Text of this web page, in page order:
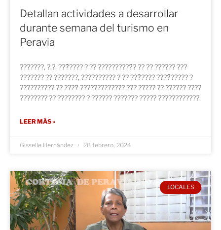
Detallan actividades a desarrollar
durante semana del turismo en
Peravia
???????, ?.?. ???́???? ? ?? ??????????́? ?? ?? ?????? ???
??????? ?? ???????, ?????????? ? ?? ???́???? ????́????? ?
?????????? ?? ????́ ????????????? ??? ????? ?? ?????? ????
???????? ?? ???????? ? ?????? ??????? ????? ????????????.
LEER MÁS »
Gisselle Hernández 28 febrero, 2024
LOCALES